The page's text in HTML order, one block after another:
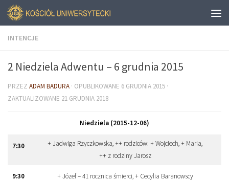
INTENCJE
2 Niedziela Adwentu – 6 grudnia 2015
PRZEZ ADAM BADURA · OPUBLIKOWANE 6 GRUDNIA 2015 ·
ZAKTUALIZOWANE 21 GRUDNIA 2018
Niedziela (2015-12-06)
7:30
+ Jadwiga Rzyczkowska, ++ rodziców: + Wojciech, + Maria,
++ z rodziny Jarosz
9:30 + Józef – 41 rocznica śmierci, + Cecylia Baranowscy